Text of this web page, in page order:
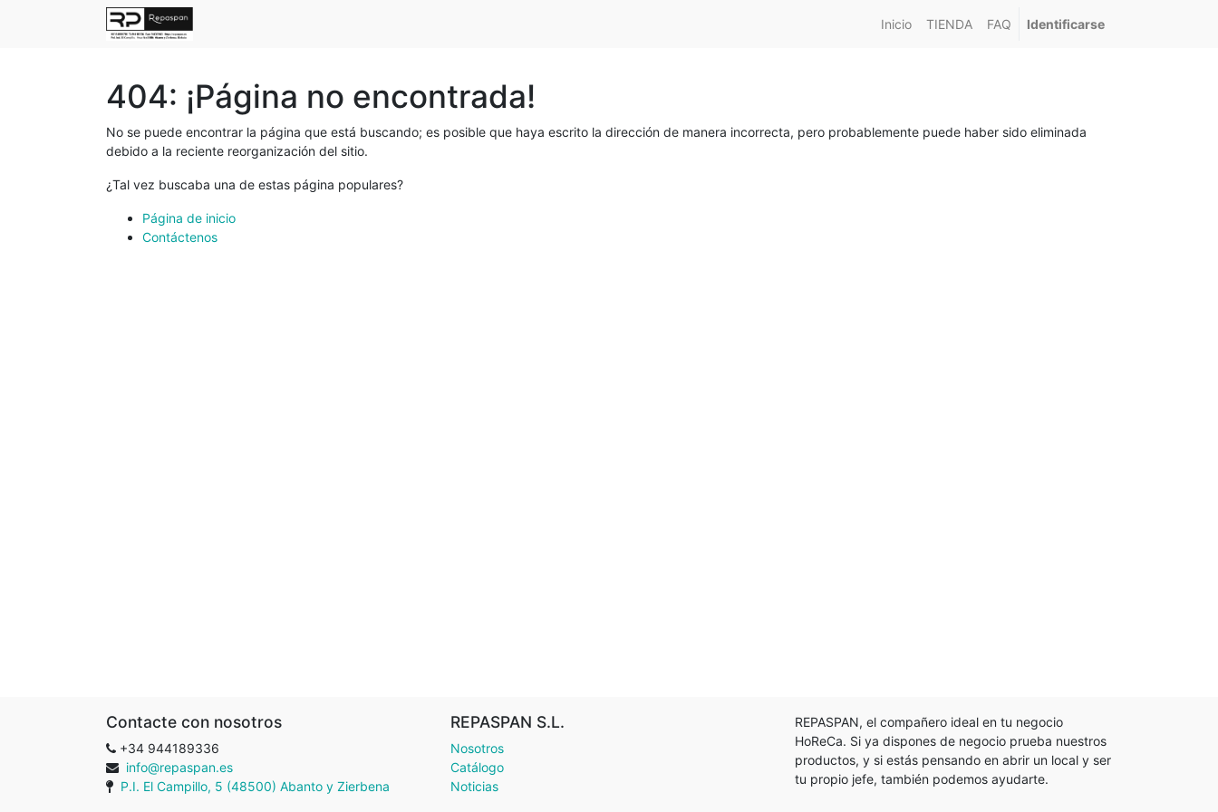
Inicio TIENDA FAQ Identificarse
404: ¡Página no encontrada!
No se puede encontrar la página que está buscando; es posible que haya escrito la dirección de manera incorrecta, pero probablemente puede haber sido eliminada
debido a la reciente reorganización del sitio.
¿Tal vez buscaba una de estas página populares?
Página de inicio
Contáctenos
Contacte con nosotros
+34 944189336
info@repaspan.es
P.I. El Campillo, 5 (48500) Abanto y Zierbena
REPASPAN S.L.
Nosotros
Catálogo
Noticias
REPASPAN, el compañero ideal en tu negocio
HoReCa. Si ya dispones de negocio prueba nuestros
productos, y si estás pensando en abrir un local y ser
tu propio jefe, también podemos ayudarte.